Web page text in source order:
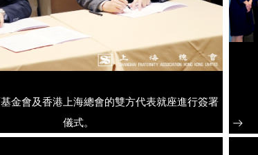
金會及香港上海總會的雙方代表就座進行簽署
儀式。